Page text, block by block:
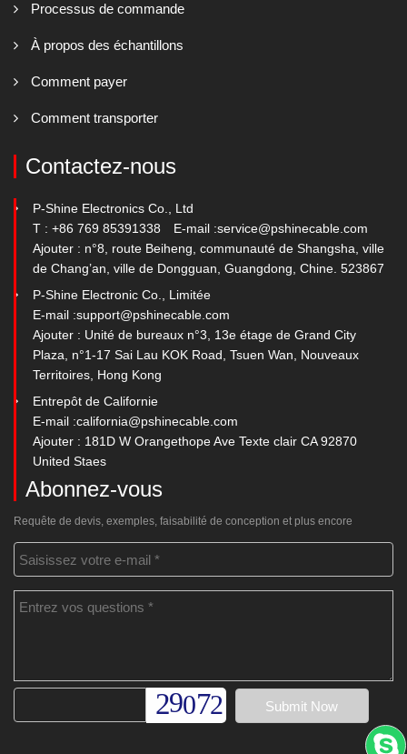
Processus de commande
À propos des échantillons
Comment payer
Comment transporter
Contactez-nous
P-Shine Electronics Co., Ltd
T : +86 769 85391338
E-mail :service@pshinecable.com
Ajouter : n°8, route Beiheng, communauté de Shangsha, ville
de Chang’an, ville de Dongguan, Guangdong, Chine. 523867
P-Shine Electronic Co., Limitée
E-mail :support@pshinecable.com
Ajouter : Unité de bureaux n°3, 13e étage de Grand City
Plaza, n°1-17 Sai Lau KOK Road, Tsuen Wan, Nouveaux
Territoires, Hong Kong
Entrepôt de Californie
E-mail :california@pshinecable.com
Ajouter : 181D W Orangethope Ave Texte clair CA 92870
United Staes
Abonnez-vous
Requête de devis, exemples, faisabilité de conception et plus encore